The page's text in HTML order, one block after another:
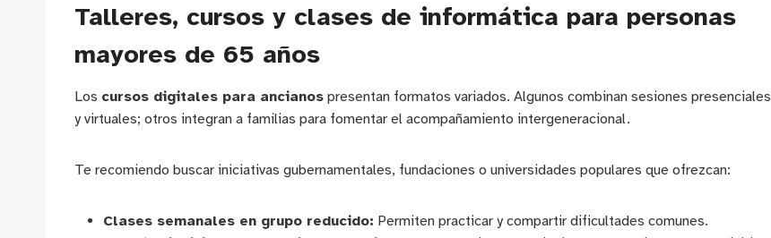
Talleres, cursos y clases de informática para personas
mayores de 65 años
Los cursos digitales para ancianos presentan formatos variados. Algunos combinan sesiones presenciales
y virtuales; otros integran a familias para fomentar el acompañamiento intergeneracional.
Te recomiendo buscar iniciativas gubernamentales, fundaciones o universidades populares que ofrezcan:
Clases semanales en grupo reducido: Permiten practicar y compartir dificultades comunes.